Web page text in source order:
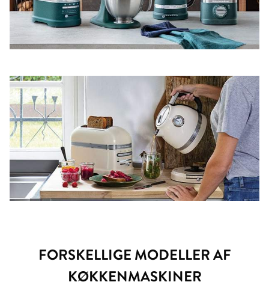
FORSKELLIGE MODELLER AF
KØKKENMASKINER